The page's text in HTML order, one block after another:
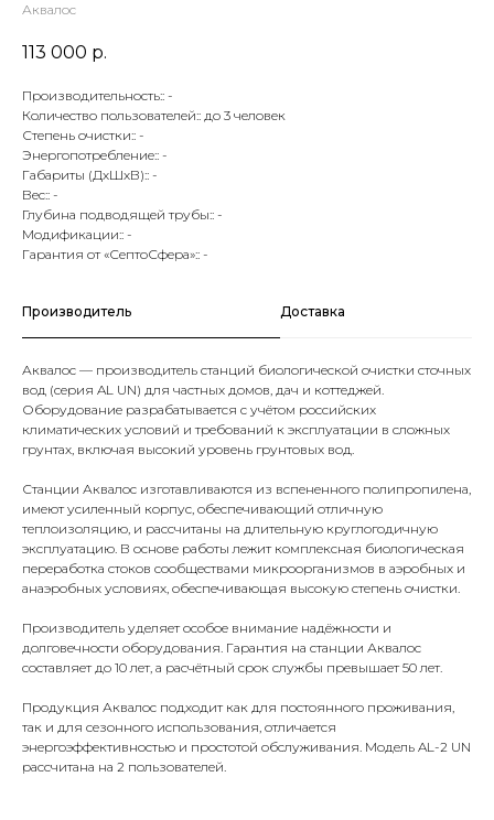
Аквалос
113 000 р.
Производительность:: -
Количество пользователей:: до 3 человек
Степень очистки:: -
Энергопотребление:: -
Габариты (ДхШхВ):: -
Вес:: -
Глубина подводящей трубы:: -
Модификации:: -
Гарантия от «СептоСфера»:: -
Производитель Доставка
Аквалос — производитель станций биологической очистки сточных
вод (серия AL UN) для частных домов, дач и коттеджей.
Оборудование разрабатывается с учётом российских
климатических условий и требований к эксплуатации в сложных
грунтах, включая высокий уровень грунтовых вод.
Станции Аквалос изготавливаются из вспененного полипропилена,
имеют усиленный корпус, обеспечивающий отличную
теплоизоляцию, и рассчитаны на длительную круглогодичную
эксплуатацию. В основе работы лежит комплексная биологическая
переработка стоков сообществами микроорганизмов в аэробных и
анаэробных условиях, обеспечивающая высокую степень очистки.
Производитель уделяет особое внимание надёжности и
долговечности оборудования. Гарантия на станции Аквалос
составляет до 10 лет, а расчётный срок службы превышает 50 лет.
Продукция Аквалос подходит как для постоянного проживания,
так и для сезонного использования, отличается
энергоэффективностью и простотой обслуживания. Модель AL-2 UN
рассчитана на 2 пользователей.